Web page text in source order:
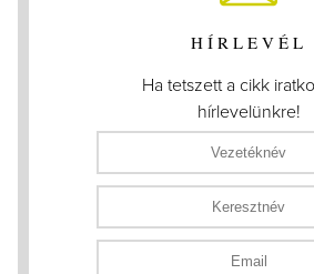
HÍRLEVÉL
Ha tetszett a cikk
hírlevelünkre!